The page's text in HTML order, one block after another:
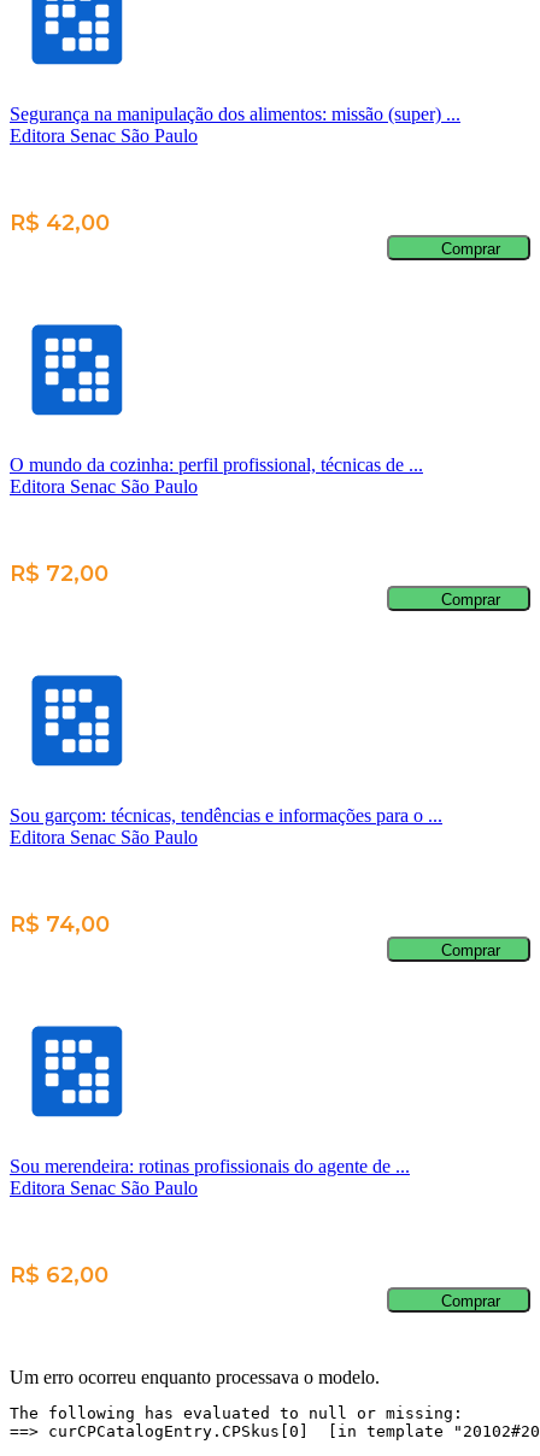
Segurança na manipulação dos alimentos: missão (super) ...
Editora Senac São Paulo
R$ 42,00
Comprar
O mundo da cozinha: perfil profissional, técnicas de ...
Editora Senac São Paulo
R$ 72,00
Comprar
Sou garçom: técnicas, tendências e informações para o ...
Editora Senac São Paulo
R$ 74,00
Comprar
Sou merendeira: rotinas profissionais do agente de ...
Editora Senac São Paulo
R$ 62,00
Comprar
Um erro ocorreu enquanto processava o modelo.
The following has evaluated to null or missing:
==> curCPCatalogEntry.CPSkus[0]  [in template